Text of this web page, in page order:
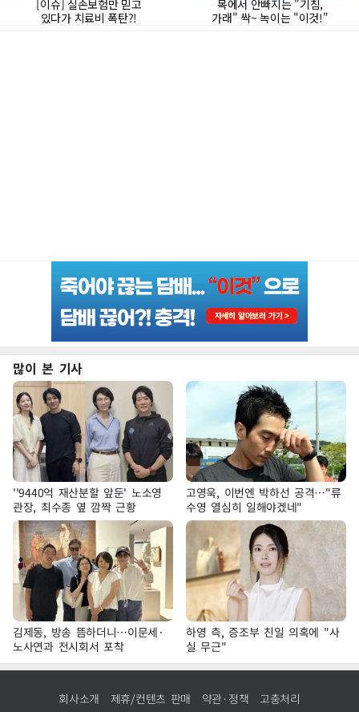
많이 본 기사
''9440억 재산분할 앞둔' 노소영
관장, 최수종 옆 깜짝 근황
고영욱, 이번엔 박하선 공격…"류
수영 열심히 일해야겠네"
김제동, 방송 뜸하더니…이문세·
노사연과 전시회서 포착
하영 측, 증조부 친일 의혹에 "사
실 무근"
회사소개 제휴/컨텐츠 판매 약관·정책 고충처리